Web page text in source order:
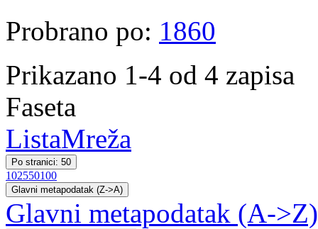
Probrano po: 1860
Prikazano 1-4 od 4 zapisa
Faseta
ListaMreža
Po stranici: 50
102550100
Glavni metapodatak (Z->A)
Glavni metapodatak (A->Z)